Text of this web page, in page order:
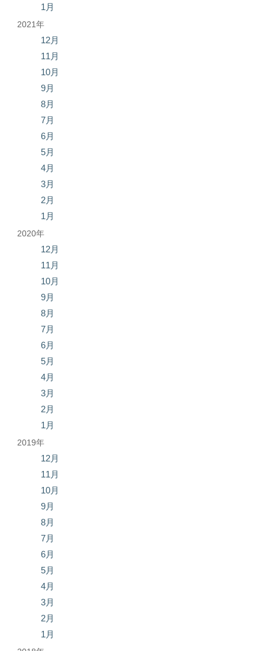
1月
2021年
12月
11月
10月
9月
8月
7月
6月
5月
4月
3月
2月
1月
2020年
12月
11月
10月
9月
8月
7月
6月
5月
4月
3月
2月
1月
2019年
12月
11月
10月
9月
8月
7月
6月
5月
4月
3月
2月
1月